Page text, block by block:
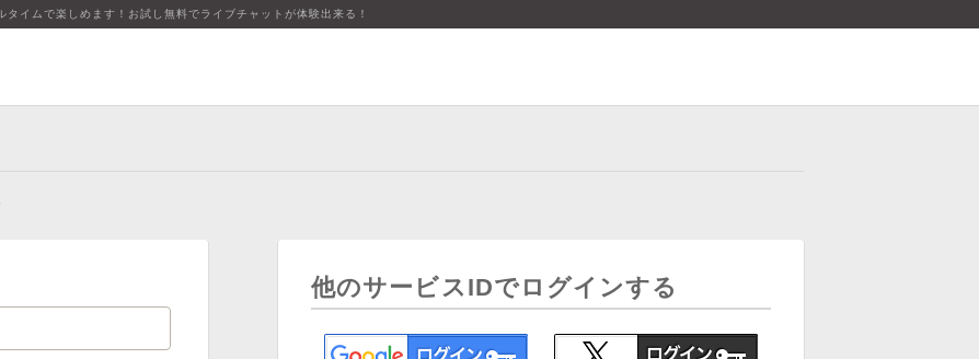
イムで楽しめます！お試し無料でライブチャットが体験出来る！
他のサービスIDでログインする